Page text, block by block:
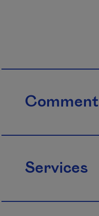
Services